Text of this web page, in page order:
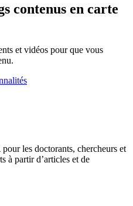
contenus en carte
et vidéos pour que vous
les doctorants, chercheurs et
à partir d’articles et de